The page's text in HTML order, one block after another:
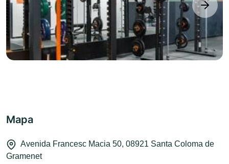
next
Mapa
Avenida Francesc Macia 50, 08921 Santa Coloma de
Gramenet